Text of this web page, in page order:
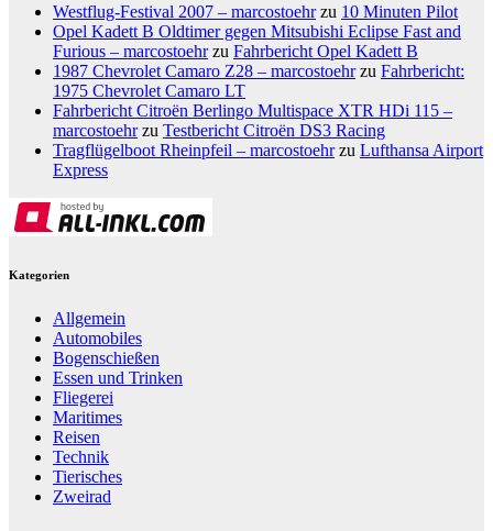
Westflug-Festival 2007 – marcostoehrzu 10 Minuten Pilot
Opel Kadett B Oldtimer gegen Mitsubishi Eclipse Fast and
Furious – marcostoehrzu Fahrbericht Opel Kadett B
1987 Chevrolet Camaro Z28 – marcostoehrzu Fahrbericht:
1975 Chevrolet Camaro LT
Fahrbericht Citroën Berlingo Multispace XTR HDi 115 –
marcostoehrzu Testbericht Citroën DS3 Racing
Tragflügelboot Rheinpfeil – marcostoehrzu Lufthansa Airport
Express
Kategorien
Allgemein
Automobiles
Bogenschießen
Essen und Trinken
Fliegerei
Maritimes
Reisen
Technik
Tierisches
Zweirad